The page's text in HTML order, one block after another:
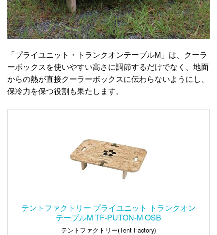
「プライユニット・トランクオンテーブルM」は、クーラ
ーボックスを使いやすい高さに調節するだけでなく、地面
からの熱が直接クーラーボックスに伝わらないようにし、
保冷力を保つ役割も果たします。
テントファクトリー プライユニット トランクオン
テーブルM TF-PUTON-M OSB
テントファクトリー(Tent Factory)